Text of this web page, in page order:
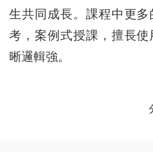
生共同成長。課程中更
考，案例式授課，擅長
晰邏輯強。